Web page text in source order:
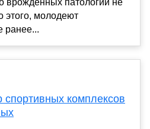
молодеют
ранее...
комплексов